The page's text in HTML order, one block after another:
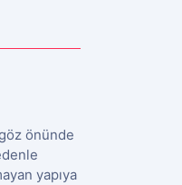
önünde
yapıya